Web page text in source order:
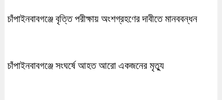
চাঁপাইনবাবগঞ্জে বৃত্তি পরীক্ষায় অংশগ্রহণের দাবীতে মানববন্ধন
চাঁপাইনবাবগঞ্জে সংঘর্ষে আহত আরো একজনের মৃত্যু